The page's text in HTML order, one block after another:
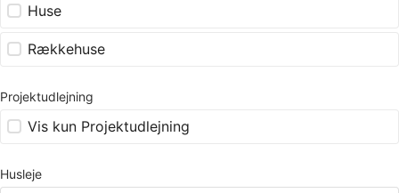
Huse
Rækkehuse
Projektudlejning
Vis kun Projektudlejning
Husleje